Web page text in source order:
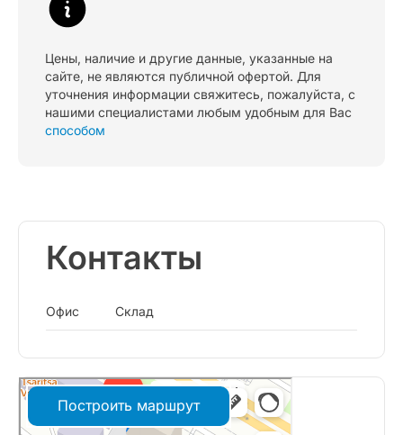
Цены, наличие и другие данные, указанные на
сайте, не являются публичной офертой. Для
уточнения информации свяжитесь, пожалуйста, с
нашими специалистами любым удобным для Вас
способом
Контакты
Офис Склад
Построить маршрут